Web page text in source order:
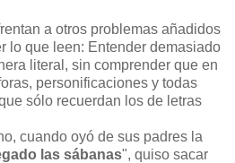
a otros problemas añadidos
lo que leen: Entender demasiado
literal, sin comprender que en
personificaciones y todas
sólo recuerdan los de letras
cuando oyó de sus padres la
las sábanas", quiso sacar